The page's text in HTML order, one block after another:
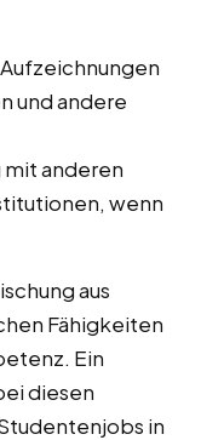
und andere
anderen
wenn
aus
Fähigkeiten
Ein
diesen
in